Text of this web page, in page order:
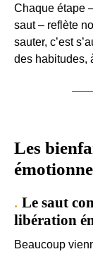
Chaque étape
saut – reflète
sauter, c’est
des habitudes,
Les
Le saut
libération
Beaucoup